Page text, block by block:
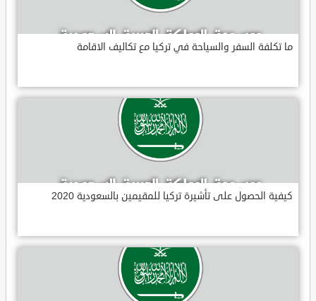
ما تكلفة السفر والسياحة في تركيا مع تكاليف الاقامة
كيفية الحصول على تأشيرة تركيا للمقيمين بالسعودية 2020